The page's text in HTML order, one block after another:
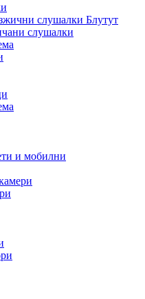
слушалки Блутут
слушалки
и мобилни